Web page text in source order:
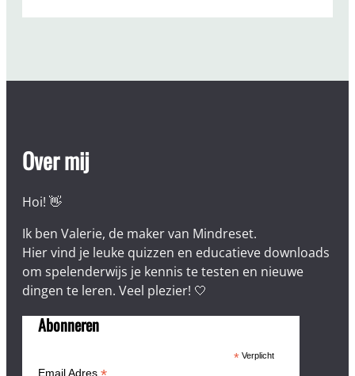
Over mij
Hoi! 👋
Ik ben Valerie, de maker van Mindreset.
Hier vind je leuke quizzen en educatieve downloads
om spelenderwijs je kennis te testen en nieuwe
dingen te leren. Veel plezier! 🤍
Abonneren
*Verplicht
Email Adres